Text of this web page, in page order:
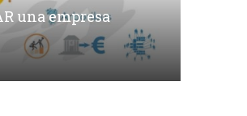
una empresa